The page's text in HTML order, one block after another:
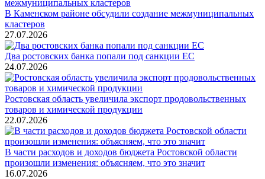
В Каменском районе обсудили создание межмуниципальных
кластеров
27.07.2026
Два ростовских банка попали под санкции ЕС
24.07.2026
Ростовская область увеличила экспорт продовольственных
товаров и химической продукции
22.07.2026
В части расходов и доходов бюджета Ростовской области
произошли изменения: объясняем, что это значит
16.07.2026